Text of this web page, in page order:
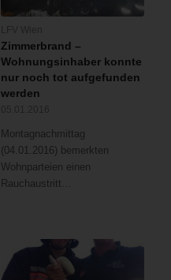
Zimmerbrand –
Wohnungsinhaber konnte
nur noch tot aufgefunden
werden
Montagnachmittag
(04.01.2016) bemerkten
Wohnparteien einen
Rauchaustritt…